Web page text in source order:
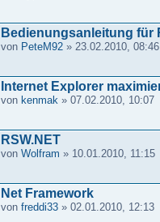
Bedienungsanleitung für
von PeteM92» 23.02.2010, 08:46
Internet Explorer
von kenmak» 07.02.2010, 10:07
RSW.NET
von Wolfram » 10.01.2010, 11:15
Net Framework
von freddi33» 02.01.2010, 12:13